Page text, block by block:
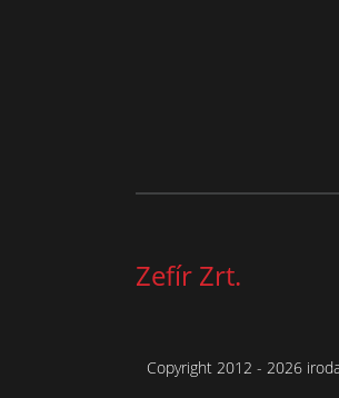
Zefír Zrt.
Copyright 2012 - 2026